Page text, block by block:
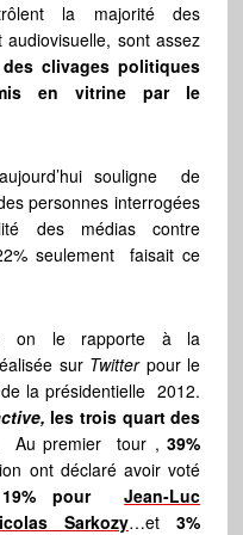
la majorité des
sont assez
clivages politiques
en vitrine par le
souligne de
personnes interrogées
des médias contre
seulement faisait ce
on le rapporte à la
sur Twitter pour le
la présidentielle 2012.
les trois quart des
Au premier tour ,39%
ont déclaré avoir voté
pour
Jean-Luc
Sarkozy…et3%